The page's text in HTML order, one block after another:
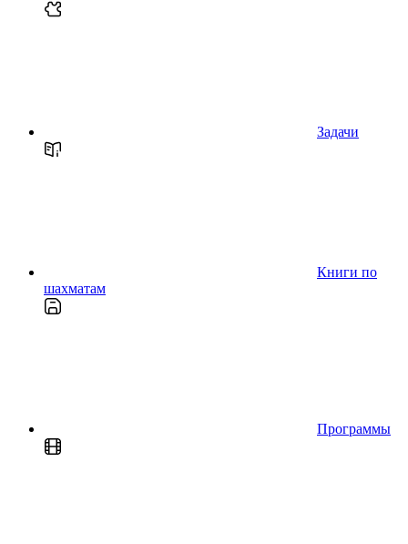
Задачи
Книги по
шахматам
Программы